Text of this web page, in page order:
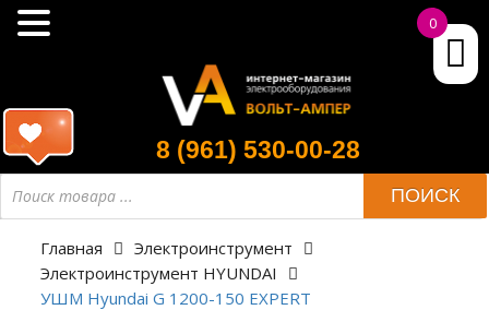
8 (961) 530-00-28
ПОИСК
Главная
Электроинструмент
Электроинструмент HYUNDAI
УШМ Hyundai G 1200-150 EXPERT
0